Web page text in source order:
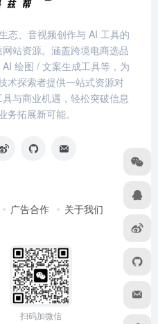
态、音视频创作与 AI 工具的
站资源。涵盖跨境电商选品
绘图 / 文案生成工具等，为
术探索者提供一站式资源对
与商业机遇，轻松突破信息
务拓展新可能。
广告合作 关于我们
扫码加微信